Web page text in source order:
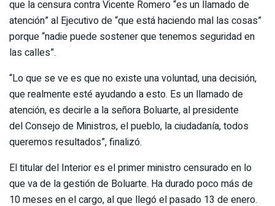
que la censura contra Vicente Romero “es un llamado de
atención” al Ejecutivo de “que está haciendo mal las cosas”
porque “nadie puede sostener que tenemos seguridad en
las calles”.
“Lo que se ve es que no existe una voluntad, una decisión,
que realmente esté ayudando a esto. Es un llamado de
atención, es decirle a la señora Boluarte, al presidente
del Consejo de Ministros, el pueblo, la ciudadanía, todos
queremos resultados”, finalizó.
El titular del Interior es el primer ministro censurado en lo
que va de la gestión de Boluarte. Ha durado poco más de
10 meses en el cargo, al que llegó el pasado 13 de enero.